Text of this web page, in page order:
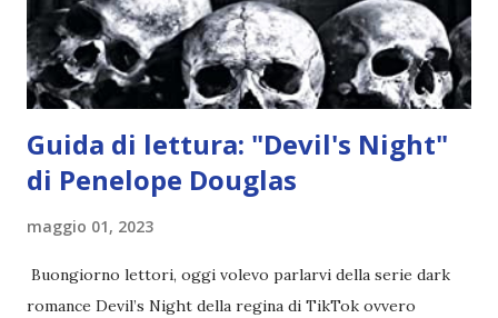
chiesetta. Lì trovano Rafael alle prese con gli angeli puri,
ma questa volta ...
Guida di lettura: "Devil's Night"
di Penelope Douglas
maggio 01, 2023
Buongiorno lettori, oggi volevo parlarvi della serie dark
romance Devil’s Night della regina di TikTok ovvero